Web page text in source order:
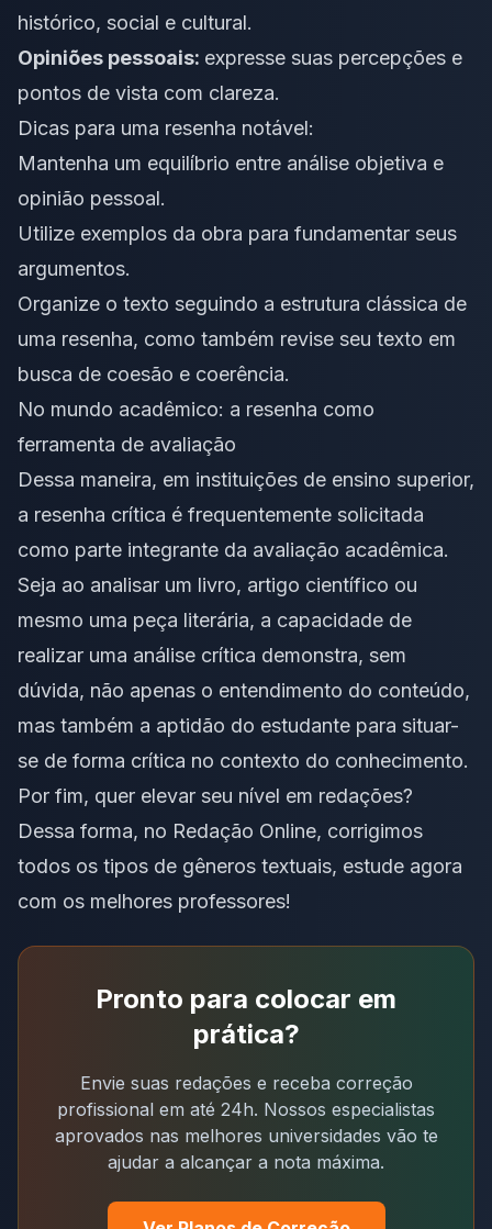
histórico, social e cultural.
Opiniões pessoais: expresse suas percepções e
pontos de vista com clareza.
Dicas para uma resenha notável:
Mantenha um equilíbrio entre análise objetiva e
opinião pessoal.
Utilize exemplos da obra para fundamentar seus
argumentos.
Organize o texto seguindo a estrutura clássica de
uma resenha, como também revise seu texto em
busca de coesão e coerência.
No mundo acadêmico: a resenha como
ferramenta de avaliação
Dessa maneira, em instituições de ensino superior,
a resenha crítica é frequentemente solicitada
como parte integrante da avaliação acadêmica.
Seja ao analisar um livro, artigo científico ou
mesmo uma peça literária, a capacidade de
realizar uma análise crítica demonstra, sem
dúvida, não apenas o entendimento do conteúdo,
mas também a aptidão do estudante para situar-
se de forma crítica no contexto do conhecimento.
Por fim, quer elevar seu nível em redações?
Dessa forma, no Redação Online, corrigimos
todos os tipos de gêneros textuais, estude agora
com os melhores professores!
Pronto para colocar em
prática?
Envie suas redações e receba correção
profissional em até 24h. Nossos especialistas
aprovados nas melhores universidades vão te
ajudar a alcançar a nota máxima.